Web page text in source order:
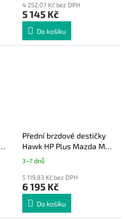
4 252,07 Kč bez DPH
5 145 Kč
Do košíku
Přední brzdové destičky
Hawk HP Plus Mazda MX-
5 ND Brembo
3–7 dnů
5 119,83 Kč bez DPH
6 195 Kč
Do košíku